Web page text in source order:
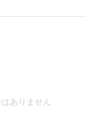
ありません